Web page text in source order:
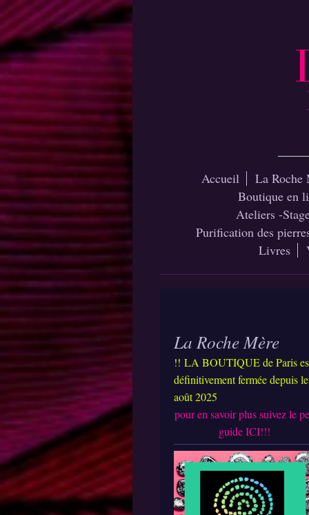
Accueil
La Roche
Boutique en
Ateliers -
Purification des
Livres
La Roche Mère
!! LA BOUTIQUE de Paris
définitivement fermée depuis
août 2025
pour en savoir plus suivez le
guide ICI!!!